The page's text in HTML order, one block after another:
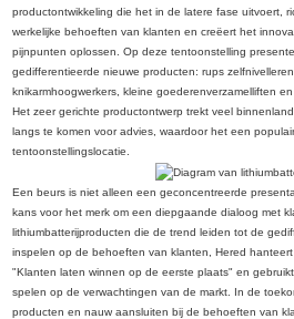
productontwikkeling die het in de latere fase uitvoert,
werkelijke behoeften van klanten en creëert het
pijnpunten oplossen. Op deze tentoonstelling
gedifferentieerde nieuwe producten: rups
knikarmhoogwerkers, kleine goederenverzamelliften
Het zeer gerichte productontwerp trekt veel
langs te komen voor advies, waardoor het een
tentoonstellingslocatie.
Een beurs is niet alleen een geconcentreerde
kans voor het merk om een ​​diepgaande dialoog met
lithiumbatterijproducten die de trend leiden tot de
inspelen op de behoeften van klanten, Hered
"Klanten laten winnen op de eerste plaats" en
spelen op de verwachtingen van de markt. In de
producten en nauw aansluiten bij de behoeften van